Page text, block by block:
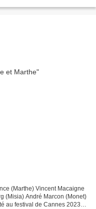
(Marthe) Vincent Macaigne
(Misia) André Marcon (Monet)
au festival de Cannes 2023